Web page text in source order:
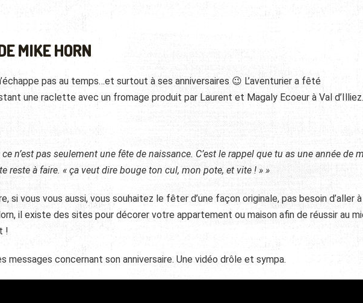
MIKE HORN
pas au temps…et surtout à ses anniversaires 😉 L’aventurier a fêté
une raclette avec un fromage produit par Laurent et Magaly Ecoeur à Val d’Illiez.
ce n’est pas seulement une fête de naissance. C’est le rappel que tu as une année de
reste à faire. « ça veut dire bouge ton cul, mon pote, et vite ! » »
si vous vous aussi, vous souhaitez le fêter d’une façon originale, pas besoin d’aller à
il existe des sites pour décorer votre appartement ou maison afin de réussir au
!
messages concernant son anniversaire. Une vidéo drôle et sympa.